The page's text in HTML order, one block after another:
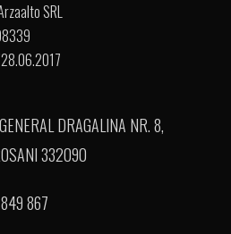
SRL
DRAGALINA NR. 8,
332090
867